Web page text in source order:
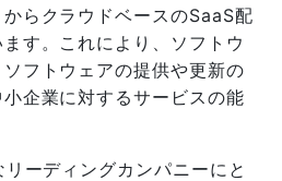
らクラウドベースのSaaS配
す。これにより、ソフトウ
フトウェアの提供や更新の
企業に対するサービスの能
ーディングカンパニーにと